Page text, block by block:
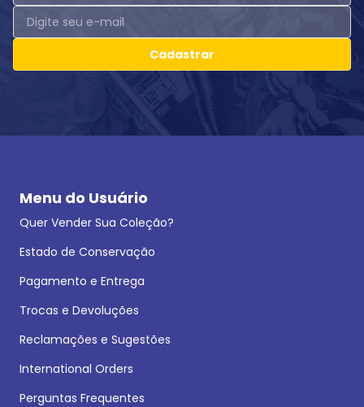
Cadastrar
Menu do Usuário
Quer Vender Sua Coleção?
Estado de Conservação
Pagamento e Entrega
Trocas e Devoluções
Reclamações e Sugestões
International Orders
Perguntas Frequentes